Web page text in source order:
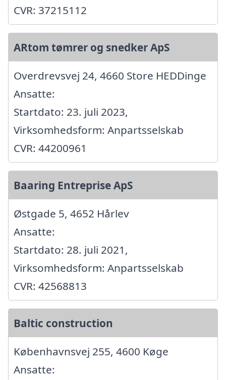
CVR: 37215112
ARtom tømrer og snedker ApS
Overdrevsvej 24, 4660 Store HEDDinge
Ansatte:
Startdato: 23. juli 2023,
Virksomhedsform: Anpartsselskab
CVR: 44200961
Baaring Entreprise ApS
Østgade 5, 4652 Hårlev
Ansatte:
Startdato: 28. juli 2021,
Virksomhedsform: Anpartsselskab
CVR: 42568813
Baltic construction
Københavnsvej 255, 4600 Køge
Ansatte: